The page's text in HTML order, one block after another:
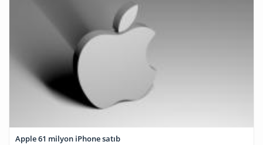
Apple 61 milyon iPhone satıb